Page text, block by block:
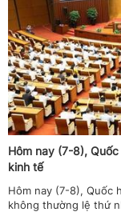
Hôm nay (7-8),
kinh tế
Hôm nay (7-8), Quốc
không thường lệ thứ